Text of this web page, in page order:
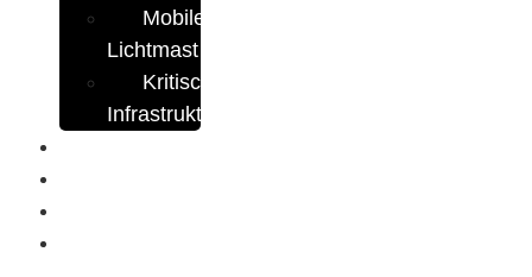
Mobiler
Lichtmast
Kritische
Infrastrukturen